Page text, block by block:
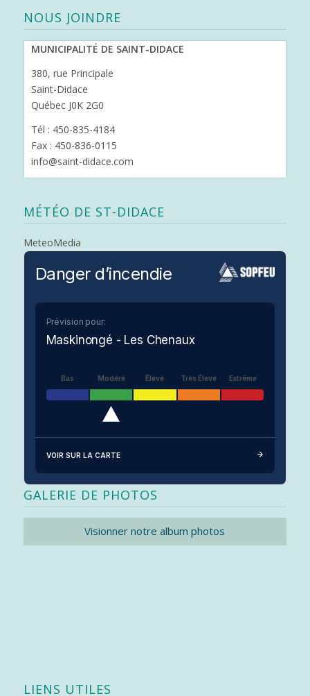
NOUS JOINDRE
MUNICIPALITÉ DE SAINT-DIDACE
380, rue Principale
Saint-Didace
Québec J0K 2G0
Tél : 450-835-4184
Fax : 450-836-0115
info@saint-didace.com
MÉTÉO DE ST-DIDACE
MeteoMedia
Danger d’incendie
Prévision pour:
Maskinongé - Les Chenaux
Bas Modéré Élevé Très Élevé Extrême
VOIR SUR LA CARTE
GALERIE DE PHOTOS
Visionner notre album photos
LIENS UTILES